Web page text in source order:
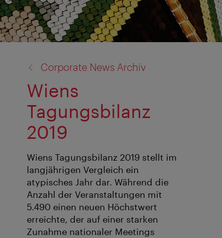
Corporate News Archiv
Wiens
Tagungsbilanz
2019
Wiens Tagungsbilanz 2019 stellt im
langjährigen Vergleich ein
atypisches Jahr dar. Während die
Anzahl der Veranstaltungen mit
5.490 einen neuen Höchstwert
erreichte, der auf einer starken
Zunahme nationaler Meetings